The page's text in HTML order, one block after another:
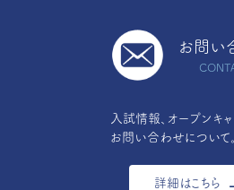
お問い
入試情報、オープンキ
お問い合わせについて。
詳細はこちら